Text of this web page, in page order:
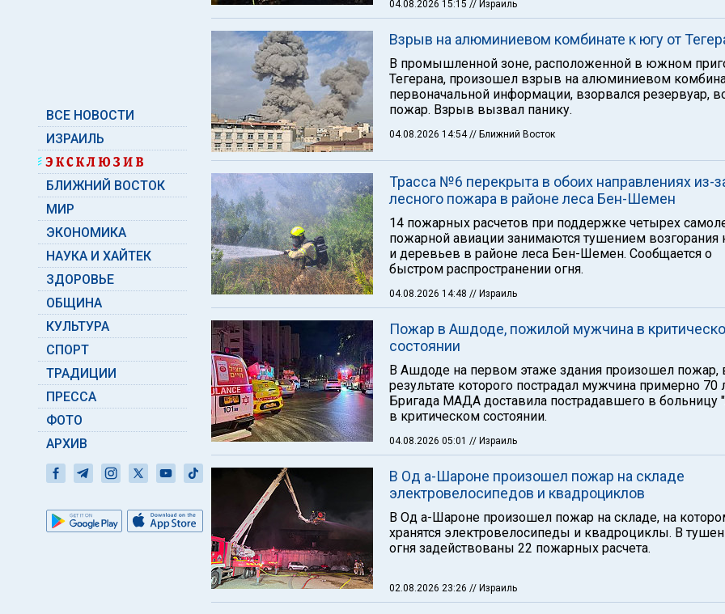
ВСЕ НОВОСТИ
ИЗРАИЛЬ
БЛИЖНИЙ ВОСТОК
МИР
ЭКОНОМИКА
НАУКА И ХАЙТЕК
ЗДОРОВЬЕ
ОБЩИНА
КУЛЬТУРА
СПОРТ
ТРАДИЦИИ
ПРЕССА
ФОТО
АРХИВ
04.08.2026 15:15 // Израиль
Взрыв на алюминиевом комбинате к югу от
В промышленной зоне, расположенной в южном
Тегерана, произошел взрыв на алюминиевом
первоначальной информации, взорвался резервуар,
пожар. Взрыв вызвал панику.
04.08.2026 14:54// Ближний Восток
Трасса №6 перекрыта в обоих направлениях из-
лесного пожара в районе леса Бен-Шемен
14 пожарных расчетов при поддержке четырех
пожарной авиации занимаются тушением возгорания
и деревьев в районе леса Бен-Шемен. Сообщается о
быстром распространении огня.
04.08.2026 14:48 // Израиль
Пожар в Ашдоде, пожилой мужчина в
состоянии
В Ашдоде на первом этаже здания произошел пожар,
результате которого пострадал мужчина примерно 70
Бригада МАДА доставила пострадавшего в больницу
в критическом состоянии.
04.08.2026 05:01 // Израиль
В Од а-Шароне произошел пожар на складе
электровелосипедов и квадроциклов
В Од а-Шароне произошел пожар на складе, на
хранятся электровелосипеды и квадроциклы. В
огня задействованы 22 пожарных расчета.
02.08.2026 23:26 // Израиль